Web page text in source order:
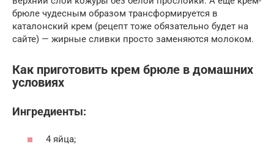
брюле чудесным образом трансформируется в
каталонский крем (рецепт тоже обязательно будет на
сайте) — жирные сливки просто заменяются молоком.
Как приготовить крем брюле в домашних
условиях
Ингредиенты:
4 яйца;